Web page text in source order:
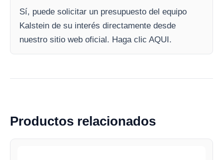
Sí, puede solicitar un presupuesto del equipo
Kalstein de su interés directamente desde
nuestro sitio web oficial. Haga clic AQUI.
Productos relacionados